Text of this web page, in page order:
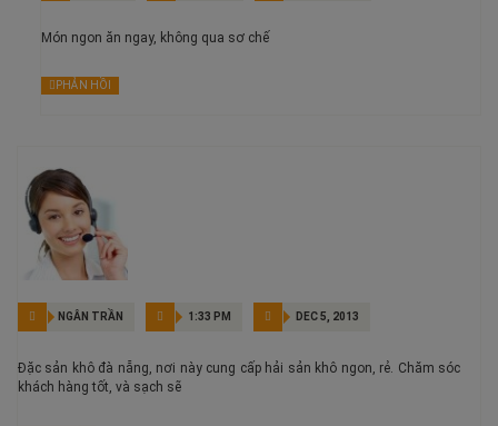
Món ngon ăn ngay, không qua sơ chế
PHẢN HỒI
NGÂN TRẦN 1:33 PM DEC 5, 2013
Đặc sản khô đà nẵng, nơi này cung cấp hải sản khô ngon, rẻ. Chăm sóc
khách hàng tốt, và sạch sẽ